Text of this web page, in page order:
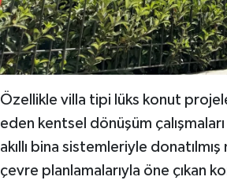
Özellikle villa tipi lüks konut
eden kentsel dönüşüm
akıllı bina sistemleriyle
çevre planlamalarıyla öne çıkan